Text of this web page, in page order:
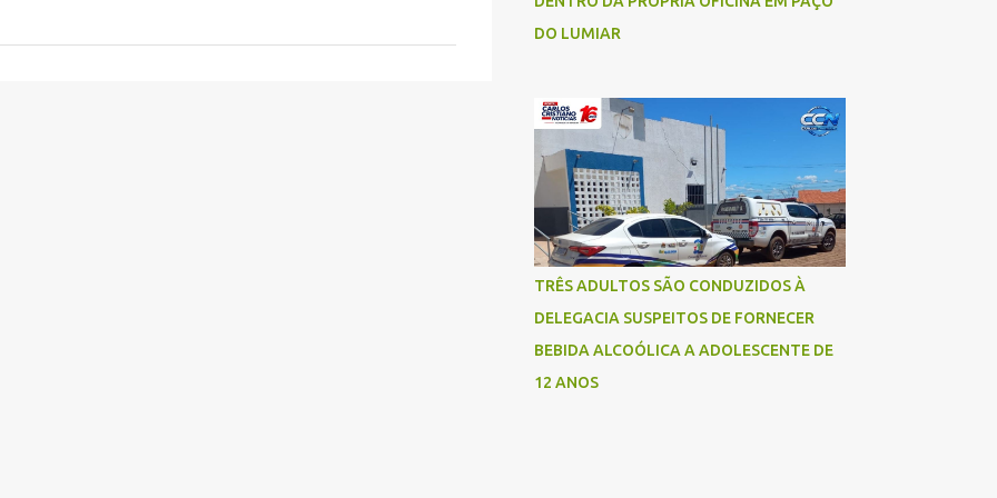
DO LUMIAR
TRÊS ADULTOS SÃO CONDUZIDOS À
DELEGACIA SUSPEITOS DE FORNECER
BEBIDA ALCOÓLICA A ADOLESCENTE DE
12 ANOS